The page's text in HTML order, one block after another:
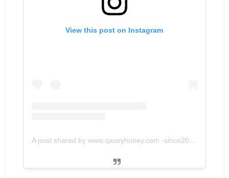
View this post on Instagram
A post shared by www.qaseyhoney.com -since2011 (@qaseyhoney